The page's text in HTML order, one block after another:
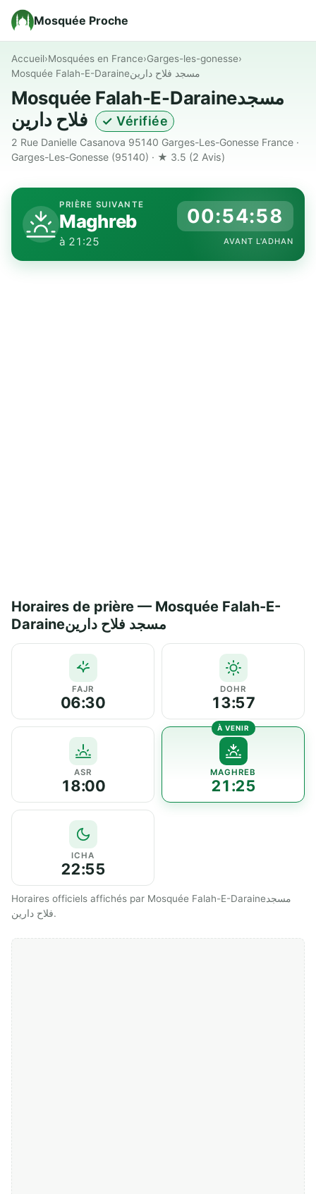
Mosquée Proche
Accueil›Mosquées en France›Garges-les-gonesse›
Mosquée Falah-E-Daraineمسجد فلاح دارین
Mosquée Falah-E-Daraineمسجد
فلاح دارین
✓ Vérifiée
2 Rue Danielle Casanova 95140 Garges-Les-Gonesse France ·
Garges-Les-Gonesse (95140) · ★ 3.5 (2 Avis)
PRIÈRE SUIVANTE
Maghreb
à 21:25
00:54:57
AVANT L'ADHAN
Horaires de prière — Mosquée Falah-E-
Daraineمسجد فلاح دارین
FAJR
06:30
DOHR
13:57
ASR
18:00
MAGHREB
21:25
ICHA
22:55
Horaires officiels affichés par Mosquée Falah-E-Daraineمسجد
فلاح دارین.